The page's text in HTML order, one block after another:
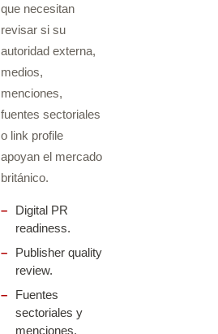
que necesitan
revisar si su
autoridad externa,
medios,
menciones,
fuentes sectoriales
o link profile
apoyan el mercado
británico.
Digital PR
readiness.
Publisher quality
review.
Fuentes
sectoriales y
menciones.